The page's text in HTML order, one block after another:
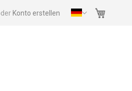
Konto erstellen